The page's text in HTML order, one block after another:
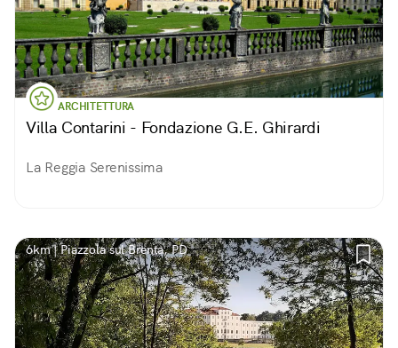
ARCHITETTURA
Villa Contarini - Fondazione G.E. Ghirardi
La Reggia Serenissima
6km | Piazzola sul Brenta, PD